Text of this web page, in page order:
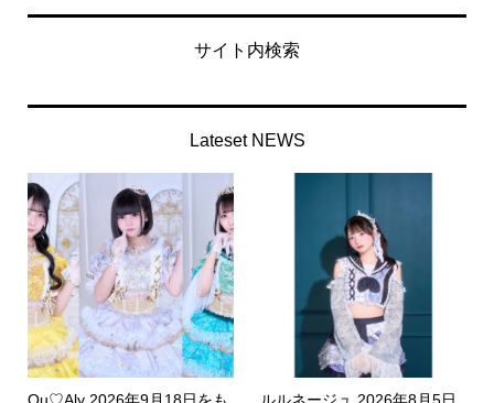
サイト内検索
Lateset NEWS